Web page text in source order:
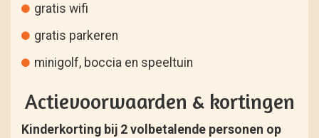
gratis wifi
gratis parkeren
minigolf, boccia en speeltuin
Actievoorwaarden & kortingen
Kinderkorting bij 2 volbetalende personen op